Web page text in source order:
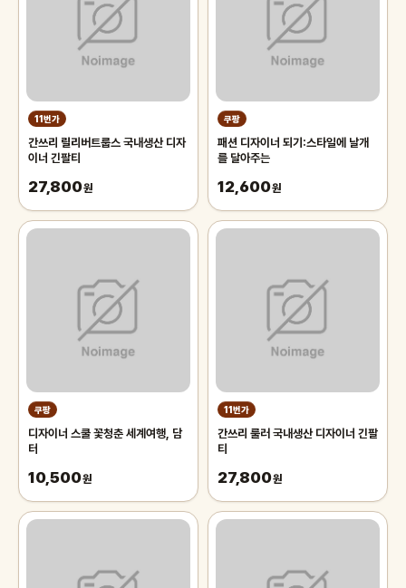
11번가
간쓰리 릴리버트룹스 국내생산 디자
이너 긴팔티
27,800원
쿠팡
패션 디자이너 되기:스타일에 날개
를 달아주는
12,600원
쿠팡
디자이너 스쿨 꽃청춘 세계여행, 담
터
10,500원
11번가
간쓰리 룰러 국내생산 디자이너 긴팔
티
27,800원